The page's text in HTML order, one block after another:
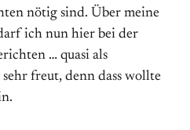
nötig sind. Über meine
ich nun hier bei der
… quasi als
freut, denn dass wollte